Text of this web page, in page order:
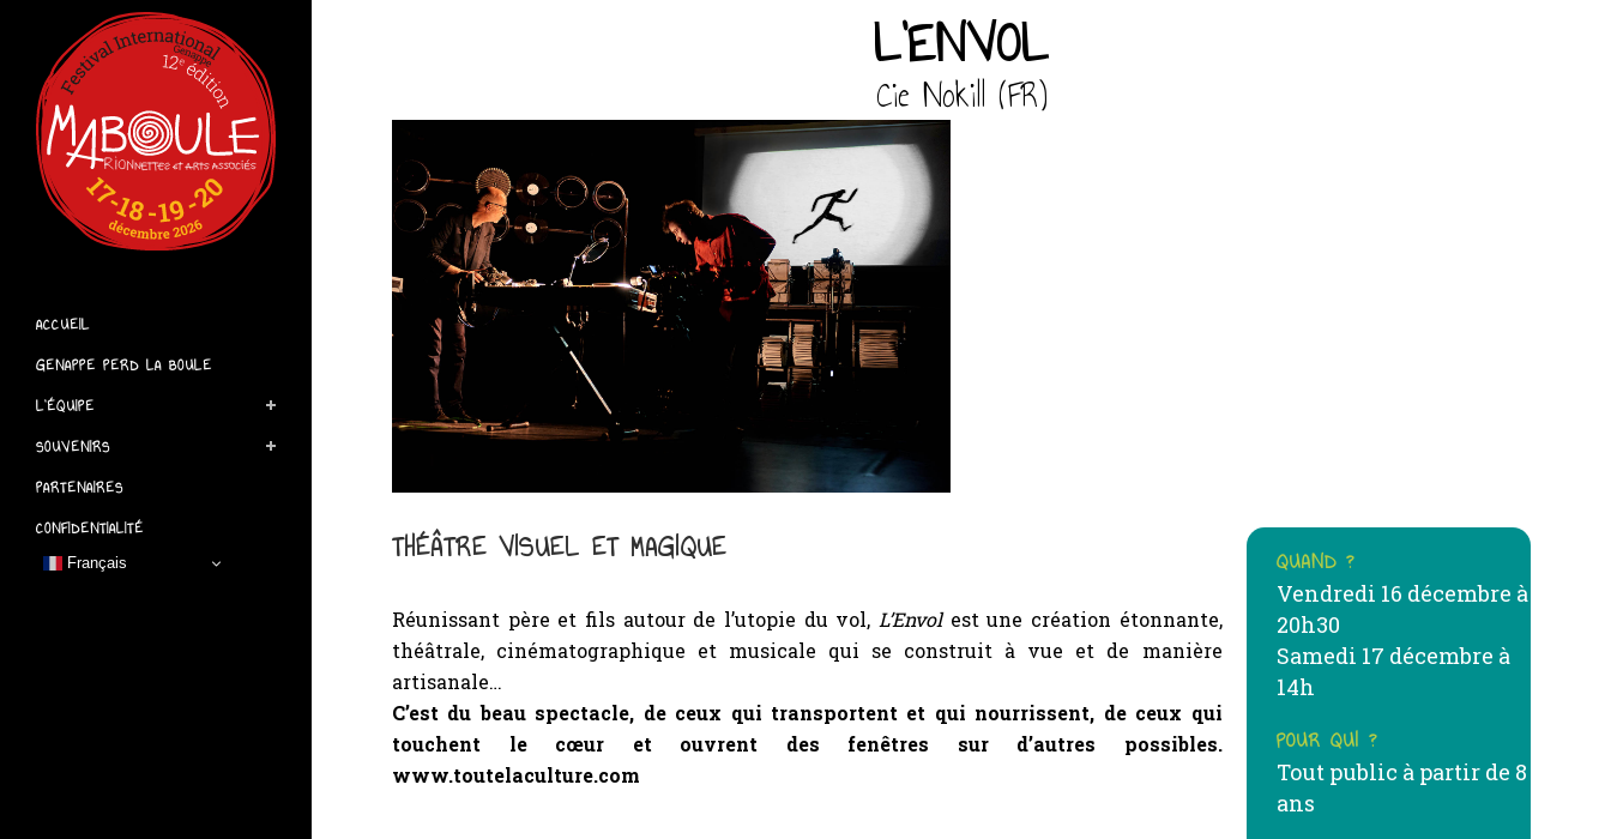
ACCUEIL
GENAPPE PERD LA BOULE
L’ÉQUIPE
SOUVENIRS
PARTENAIRES
CONFIDENTIALITÉ
Français
L’ENVOL
Cie Nokill (FR)
THÉÂTRE VISUEL ET MAGIQUE
Réunissant père et fils autour de l’utopie du vol, L’Envol est une création étonnante,
théâtrale, cinématographique et musicale qui se construit à vue et de manière
artisanale…
C’est du beau spectacle, de ceux qui transportent et qui nourrissent, de ceux qui
touchent le cœur et ouvrent des fenêtres sur d’autres possibles.
www.toutelaculture.com
QUAND ?
Vendredi 16 décembre à
20h30
Samedi 17 décembre à
14h
POUR QUI ?
Tout public à partir de 8
ans